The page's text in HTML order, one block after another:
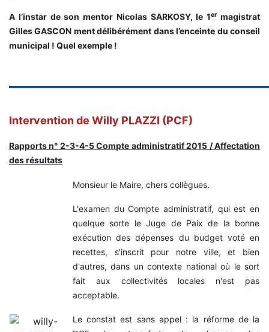
A l’instar de son mentor Nicolas SARKOSY, le 1er magistrat
Gilles GASCON ment délibérément dans l’enceinte du conseil
municipal ! Quel exemple !
Intervention de Willy PLAZZI (PCF)
Rapports n° 2-3-4-5 Compte administratif 2015 / Affectation
des résultats
Monsieur le Maire, chers collègues.
L'examen du Compte administratif, qui est en
quelque sorte le Juge de Paix de la bonne
exécution des dépenses du budget voté en
recettes, s'inscrit pour notre ville, et bien
d'autres, dans un contexte national où le sort
fait aux collectivités locales n'est pas
acceptable.
Le constat est sans appel : la réforme de la